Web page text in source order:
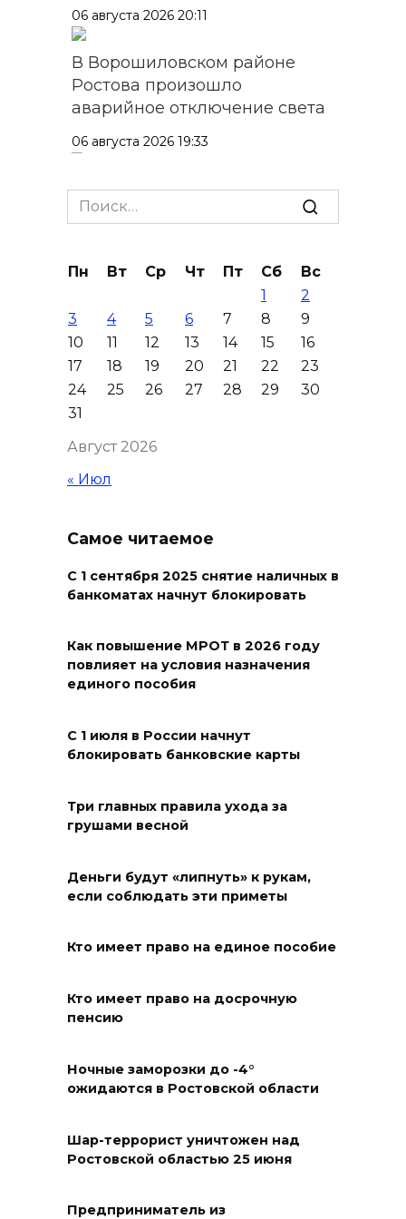
06 августа 2026 20:11
В Ворошиловском районе
Ростова произошло
аварийное отключение света
06 августа 2026 19:33
Шахбокс, падел и пилон: в
Ростовской области
Юрий Слюсарь поздравил
донских строителей с
профессиональным
праздником и вручил
кирпичей
06 августа 2026 18:29
06 августа 2026 18:27
Андрей Фатеев: Театр Чехова
в Таганроге откроет 200-й
06 августа 2026 18:27
Наблюдатели готовятся к
06 августа 2026 18:25
пострадавшим при атаке
БПЛА на Кубани
Search
for:
Август 2026
Пн Вт Ср Чт Пт Сб
Вс
1
2
3
4 5 6 7 8
9
10
11 12 13 14 15
16
17
18 19 20 21 22
23
24
25 26 27 28 29
30
31
« Июл
Самое читаемое
С 1 сентября 2025 снятие наличных в
банкоматах начнут блокировать
Как повышение МРОТ в 2026 году
повлияет на условия назначения
единого пособия
С 1 июля в России начнут
блокировать банковские карты
Три главных правила ухода за
грушами весной
Деньги будут «липнуть» к рукам,
если соблюдать эти приметы
Кто имеет право на единое пособие
Кто имеет право на досрочную
пенсию
Ночные заморозки до -4°
ожидаются в Ростовской области
Шар-террорист уничтожен над
Ростовской областью 25 июня
Предприниматель из